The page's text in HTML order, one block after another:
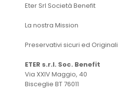
Eter Srl Società Benefit
La nostra Mission
Preservativi sicuri ed Originali
ETER s.r.l. Soc. Benefit
Via XXIV Maggio, 40
Bisceglie BT 76011